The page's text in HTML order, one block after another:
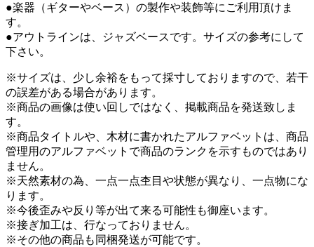
●楽器（ギターやベース）の製作や装飾等にご利用頂けま
す。
●アウトラインは、ジャズベースです。サイズの参考にして
下さい。
※サイズは、少し余裕をもって採寸しておりますので、若干
の誤差がある場合があります。
※商品の画像は使い回しではなく、掲載商品を発送致しま
す。
※商品タイトルや、木材に書かれたアルファベットは、商品
管理用のアルファベットで商品のランクを示すものではあり
ません。
※天然素材の為、一点一点杢目や状態が異なり、一点物にな
ります。
※今後歪みや反り等が出て来る可能性も御座います。
※接ぎ加工は、行なっておりません。
※その他の商品も同梱発送が可能です。